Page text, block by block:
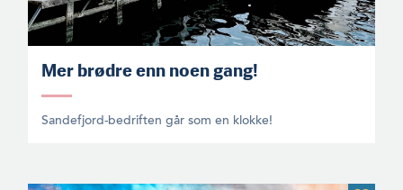
Mer brødre enn noen gang!
Sandefjord-bedriften går som en klokke!